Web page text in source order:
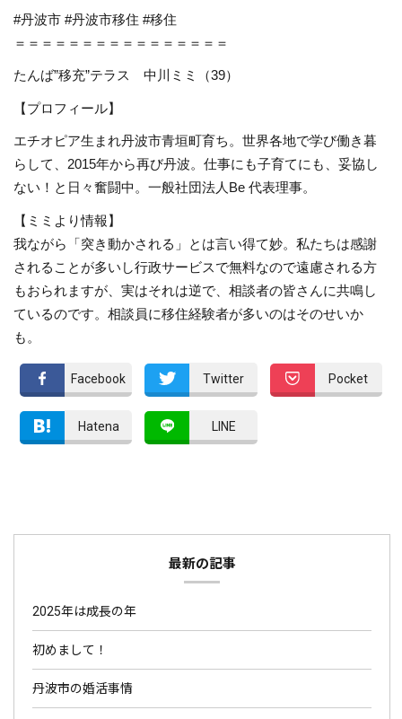
#丹波市 #丹波市移住 #移住
＝＝＝＝＝＝＝＝＝＝＝＝＝＝＝＝
たんば”移充”テラス 中川ミミ（39）
【プロフィール】
エチオピア生まれ丹波市青垣町育ち。世界各地で学び働き暮
らして、2015年から再び丹波。仕事にも子育てにも、妥協し
ない！と日々奮闘中。一般社団法人Be 代表理事。
【ミミより情報】
我ながら「突き動かされる」とは言い得て妙。私たちは感謝
されることが多いし行政サービスで無料なので遠慮される方
もおられますが、実はそれは逆で、相談者の皆さんに共鳴し
ているのです。相談員に移住経験者が多いのはそのせいか
も。
Facebook Twitter Pocket
Hatena LINE
最新の記事
2025年は成長の年
初めまして！
丹波市の婚活事情